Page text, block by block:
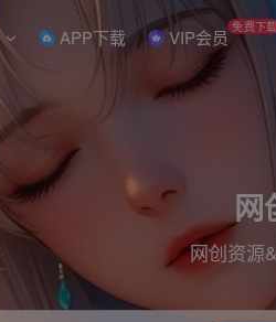
APP下载 VIP会员 免费下载
网
网创资源